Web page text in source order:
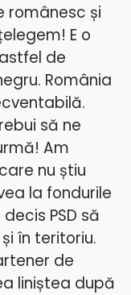
românesc și
E o
de
România
să ne
Am
nu știu
la fondurile
PSD să
în teritoriu.
de
liniștea după